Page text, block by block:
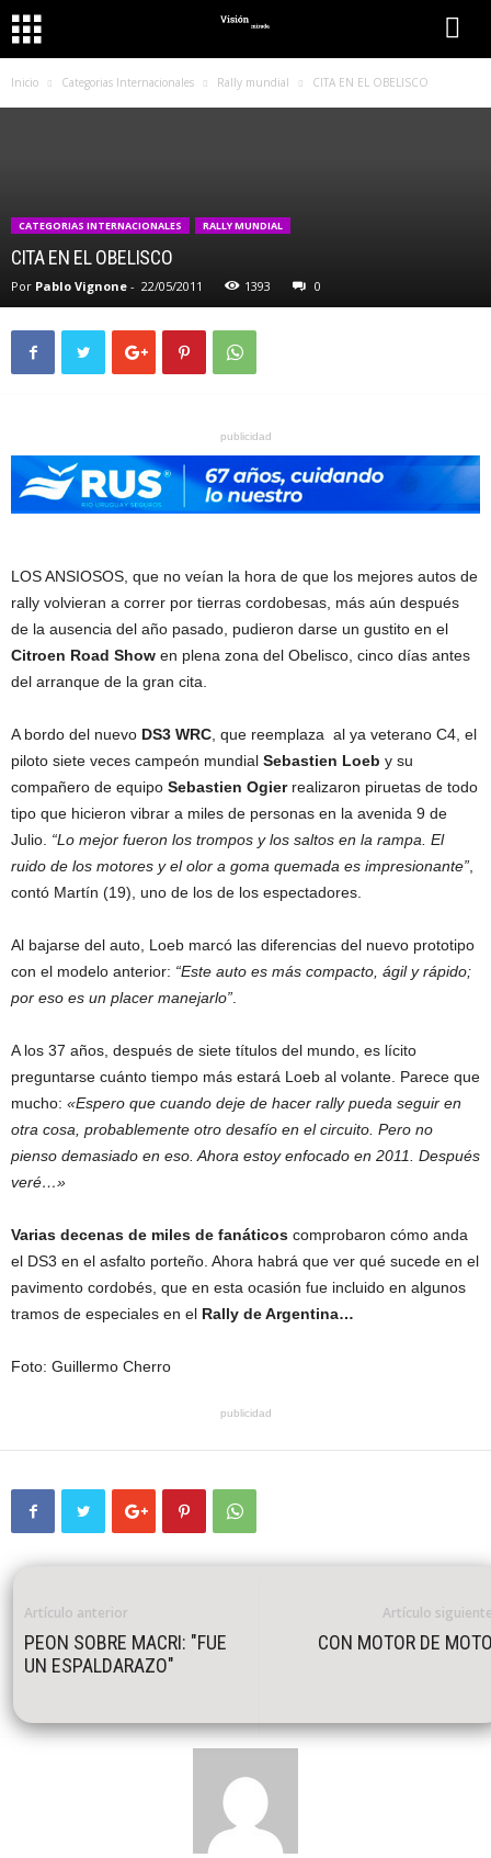
Inicio Categorias Internacionales Rally mundial CITA EN EL OBELISCO
CATEGORIAS INTERNACIONALES RALLY MUNDIAL
CITA EN EL OBELISCO
Por Pablo Vignone - 22/05/2011 1393 0
publicidad
LOS ANSIOSOS, que no veían la hora de que los mejores autos de
rally volvieran a correr por tierras cordobesas, más aún después
de la ausencia del año pasado, pudieron darse un gustito en el
Citroen Road Show en plena zona del Obelisco, cinco días antes
del arranque de la gran cita.
A bordo del nuevo DS3 WRC , que reemplaza al ya veterano C4, el
piloto siete veces campeón mundial Sebastien Loeb y su
compañero de equipo Sebastien Ogierrealizaron piruetas de todo
tipo que hicieron vibrar a miles de personas en la avenida 9 de
Julio. “Lo mejor fueron los trompos y los saltos en la rampa. El
ruido de los motores y el olor a goma quemada es impresionante”
contó Martín (19), uno de los de los espectadores.
Al bajarse del auto, Loeb marcó las diferencias del nuevo prototipo
con el modelo anterior: “Este auto es más compacto, ágil y rápido;
por eso es un placer manejarlo”
A los 37 años, después de siete títulos del mundo, es lícito
preguntarse cuánto tiempo más estará Loeb al volante. Parece que
mucho: «Espero que cuando deje de hacer rally pueda seguir en
otra cosa, probablemente otro desafío en el circuito. Pero no
pienso demasiado en eso. Ahora estoy enfocado en 2011. Después
veré…»
Varias decenas de miles de fanáticos comprobaron cómo anda
el DS3 en el asfalto porteño. Ahora habrá que ver qué sucede en el
pavimento cordobés, que en esta ocasión fue incluido en algunos
tramos de especiales en el Rally de Argentina…
Foto: Guillermo Cherro
publicidad
Artículo anterior
PEON SOBRE MACRI: "FUE
UN ESPALDARAZO"
Artículo
CON MOTOR DE